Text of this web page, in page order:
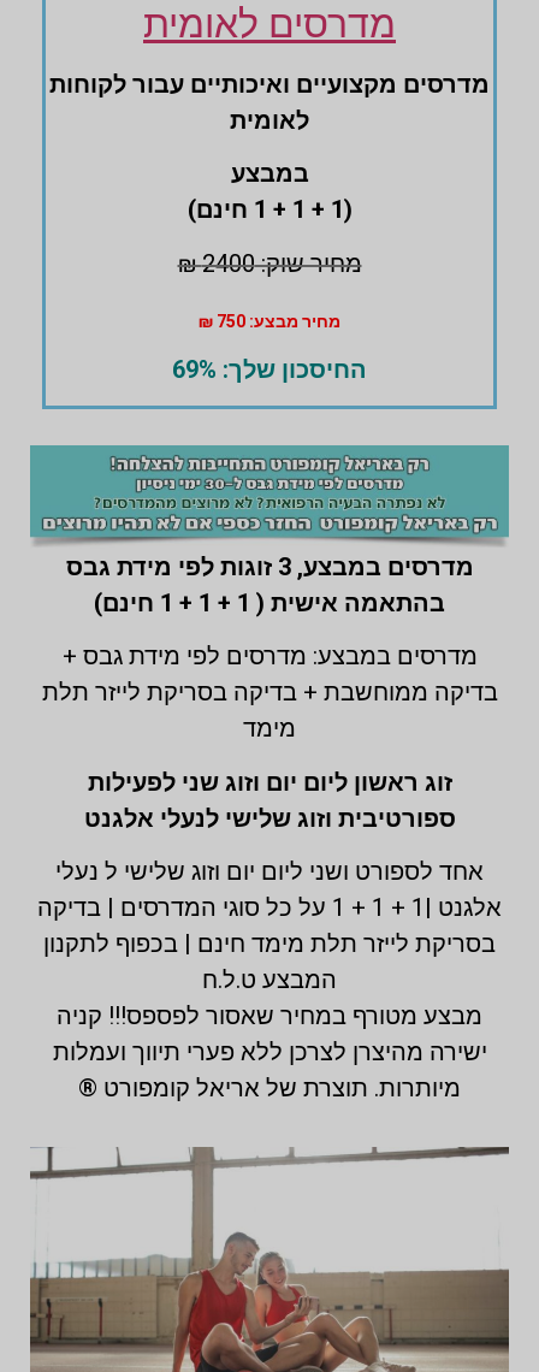
מדרסים לאומית
מדרסים ‏מקצועיים ואיכותיים עבור לקוחות
לאומית
במבצע
(1 + 1 + 1 חינם)
מחיר שוק: 2400 ₪
מחיר מבצע: 750 ₪
החיסכון שלך: 69%
מדרסים במבצע,
3 זוגות לפי מידת גבס
בהתאמה אישית ( 1 + 1 + 1 חינם)
מדרסים במבצע: מדרסים לפי מידת גבס +
בדיקה ממוחשבת + בדיקה בסריקת לייזר תלת
מימד
זוג ראשון ליום יום וזוג שני לפעילות
ספורטיבית וזוג שלישי לנעלי אלגנט
אחד לספורט ושני ליום יום וזוג שלישי ל נעלי
אלגנט |1 + 1 + 1 על כל סוגי המדרסים | בדיקה
בסריקת לייזר תלת מימד חינם | בכפוף לתקנון
המבצע ט.ל.ח
מבצע מטורף במחיר שאסור לפספס!!! קניה
ישירה מהיצרן לצרכן ללא פערי תיווך ועמלות
מיותרות. תוצרת של אריאל קומפורט ®